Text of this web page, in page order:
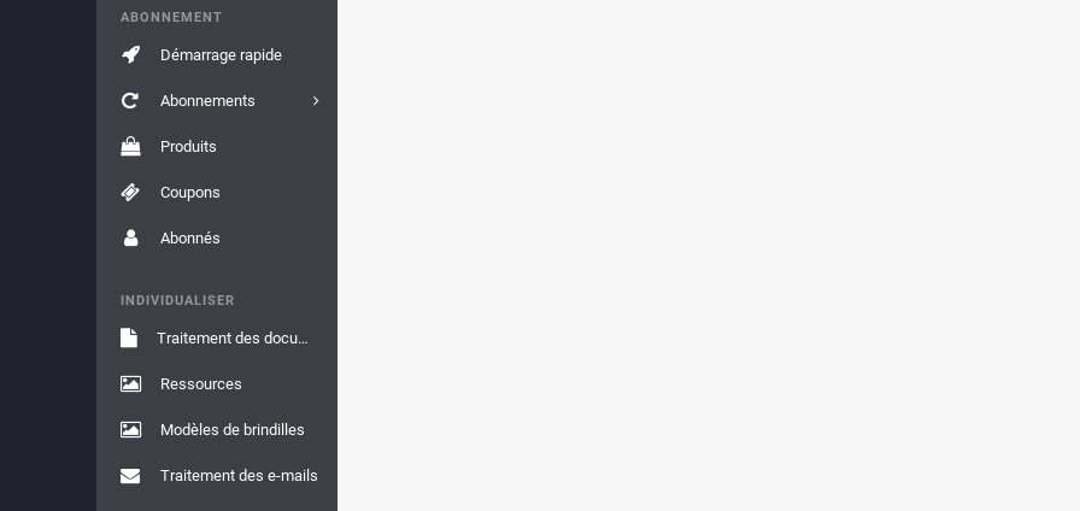
ABONNEMENT
Démarrage rapide
Abonnements
Produits
Coupons
Abonnés
INDIVIDUALISER
Traitement des documents
Ressources
Modèles de brindilles
Traitement des e-mails